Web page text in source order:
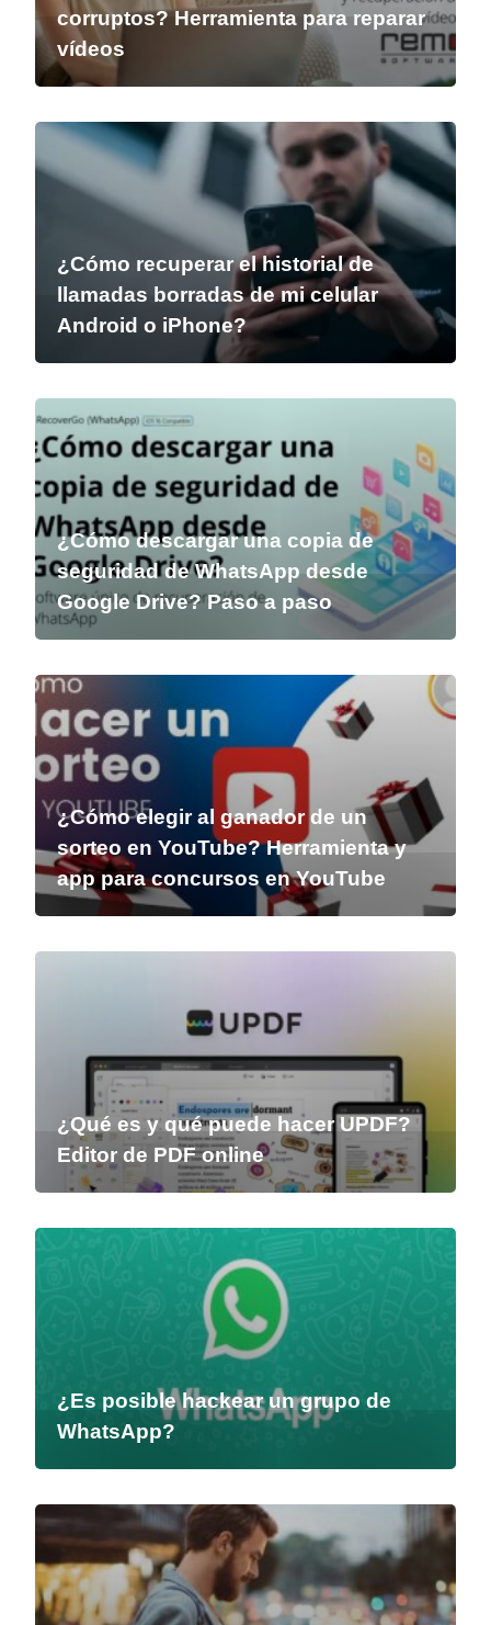
corruptos? Herramienta para reparar
vídeos
¿Cómo recuperar el historial de
llamadas borradas de mi celular
Android o iPhone?
¿Cómo descargar una copia de
seguridad de WhatsApp desde
Google Drive? Paso a paso
¿Cómo elegir al ganador de un
sorteo en YouTube? Herramienta y
app para concursos en YouTube
¿Qué es y qué puede hacer UPDF?
Editor de PDF online
¿Es posible hackear un grupo de
WhatsApp?